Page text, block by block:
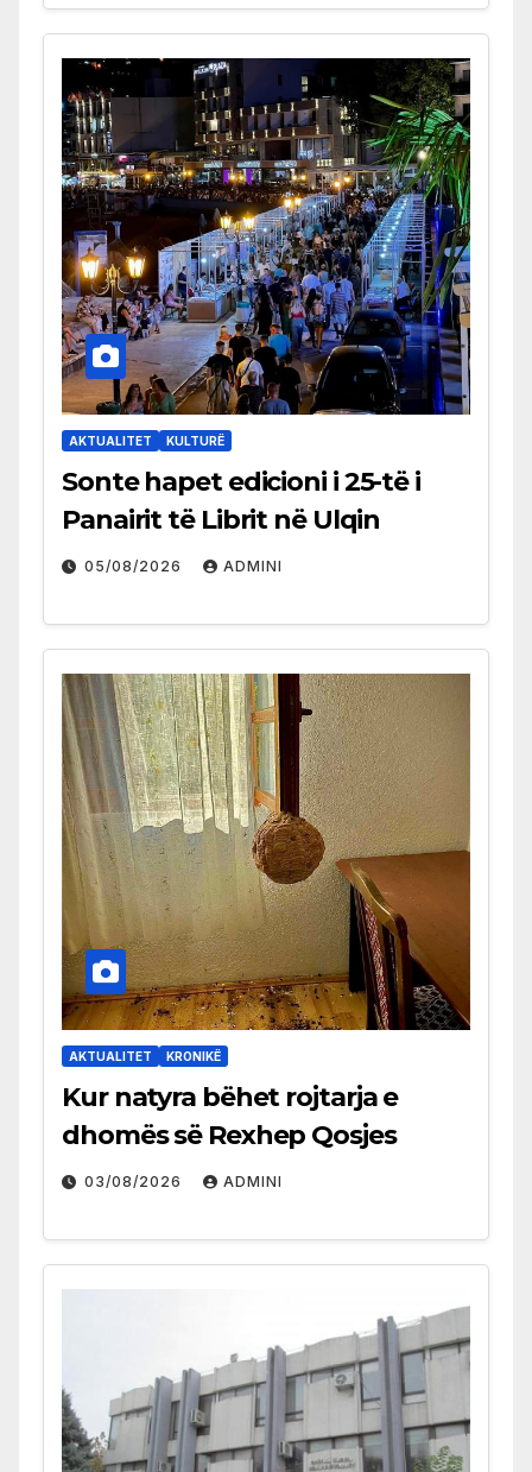
AKTUALITET KULTURË
Sonte hapet edicioni i 25-të i
Panairit të Librit në Ulqin
05/08/2026 ADMINI
AKTUALITET KRONIKË
Kur natyra bëhet rojtarja e
dhomës së Rexhep Qosjes
03/08/2026 ADMINI